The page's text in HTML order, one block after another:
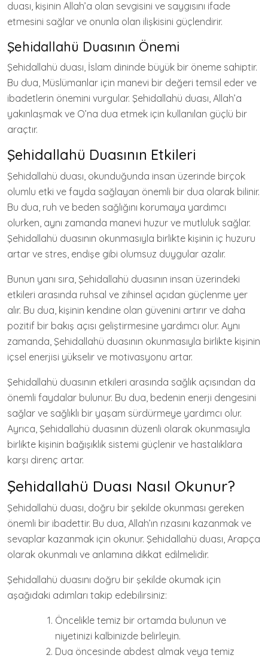
duası, kişinin Allah’a olan sevgisini ve saygısını ifade
etmesini sağlar ve onunla olan ilişkisini güçlendirir.
Şehidallahü Duasının Önemi
Şehidallahü duası, İslam dininde büyük bir öneme sahiptir.
Bu dua, Müslümanlar için manevi bir değeri temsil eder ve
ibadetlerin önemini vurgular. Şehidallahü duası, Allah’a
yakınlaşmak ve O’na dua etmek için kullanılan güçlü bir
araçtır.
Şehidallahü Duasının Etkileri
Şehidallahü duası, okunduğunda insan üzerinde birçok
olumlu etki ve fayda sağlayan önemli bir dua olarak bilinir.
Bu dua, ruh ve beden sağlığını korumaya yardımcı
olurken, aynı zamanda manevi huzur ve mutluluk sağlar.
Şehidallahü duasının okunmasıyla birlikte kişinin iç huzuru
artar ve stres, endişe gibi olumsuz duygular azalır.
Bunun yanı sıra, Şehidallahü duasının insan üzerindeki
etkileri arasında ruhsal ve zihinsel açıdan güçlenme yer
alır. Bu dua, kişinin kendine olan güvenini artırır ve daha
pozitif bir bakış açısı geliştirmesine yardımcı olur. Aynı
zamanda, Şehidallahü duasının okunmasıyla birlikte kişinin
içsel enerjisi yükselir ve motivasyonu artar.
Şehidallahü duasının etkileri arasında sağlık açısından da
önemli faydalar bulunur. Bu dua, bedenin enerji dengesini
sağlar ve sağlıklı bir yaşam sürdürmeye yardımcı olur.
Ayrıca, Şehidallahü duasının düzenli olarak okunmasıyla
birlikte kişinin bağışıklık sistemi güçlenir ve hastalıklara
karşı direnç artar.
Şehidallahü Duası Nasıl Okunur?
Şehidallahü duası, doğru bir şekilde okunması gereken
önemli bir ibadettir. Bu dua, Allah’ın rızasını kazanmak ve
sevaplar kazanmak için okunur. Şehidallahü duası, Arapça
olarak okunmalı ve anlamına dikkat edilmelidir.
Şehidallahü duasını doğru bir şekilde okumak için
aşağıdaki adımları takip edebilirsiniz:
Öncelikle temiz bir ortamda bulunun ve
niyetinizi kalbinizde belirleyin.
Dua öncesinde abdest almak veya temiz